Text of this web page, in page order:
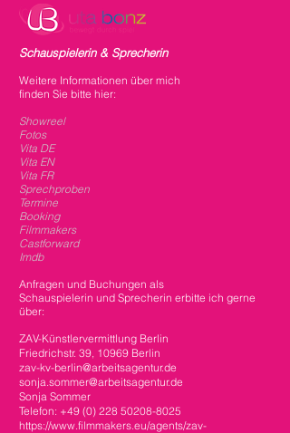
Schauspielerin & Sprecherin
Weitere Informationen über mich
finden Sie bitte hier:
Showreel
Fotos
Vita DE
Vita EN
Vita FR
Sprechproben
Termine
Booking
Filmmakers
Castforward
Imdb
Anfragen und Buchungen als
Schauspielerin und Sprecherin erbitte ich gerne
über:
ZAV-Künstlervermittlung Berlin
Friedrichstr. 39, 10969 Berlin
zav-kv-berlin@arbeitsagentur.de
sonja.sommer@arbeitsagentur.de
Sonja Sommer
Telefon: +49 (0) 228 50208-8025
https://www.filmmakers.eu/agents/zav-